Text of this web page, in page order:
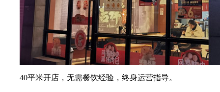
40平米开店，无需餐饮经验，终身运营指导。